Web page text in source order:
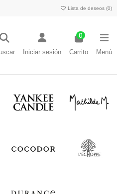
Lista de deseos (0)
Iniciar sesión
0
Carrito Menú